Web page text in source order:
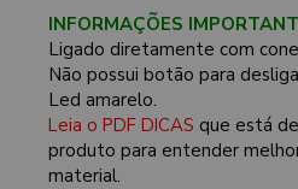
INFORMAÇÕES
Ligado diretamente com
Não possui botão para
Led amarelo.
Leia o PDF DICAS que está
produto para entender
material.